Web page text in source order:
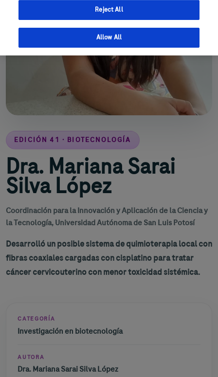
EDICIÓN 41 · BIOTECNOLOGÍA
Dra. Mariana Sarai
Silva López
Coordinación para la Innovación y Aplicación de la Ciencia y
la Tecnología, Universidad Autónoma de San Luis Potosí
Desarrolló un posible sistema de quimioterapia local con
fibras coaxiales cargadas con cisplatino para tratar
cáncer cervicouterino con menor toxicidad sistémica.
CATEGORÍA
Investigación en biotecnología
AUTORA
Dra. Mariana Sarai Silva López
Reject All
Allow All